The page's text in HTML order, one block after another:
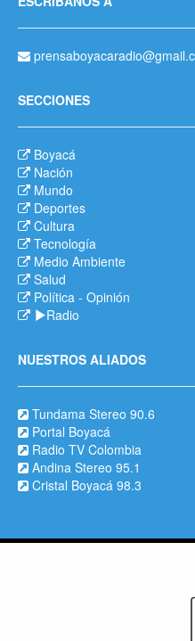
SECCIONES
Boyacá
Nación
Mundo
Deportes
Cultura
Tecnología
Medio Ambiente
Salud
Política - Opinión
Radio
NUESTROS ALIADOS
Tundama Stereo 90.6
Portal Boyacá
Radio TV Colombia
Andina Stereo 95.1
Cristal Boyacá 98.3